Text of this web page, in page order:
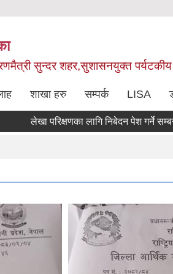
सुन्दर शहर,सुशासनयुक्त पर्यटकीय
शाखा हरु सम्पर्क LISA
लेखा परिक्षणका लागि निबेदन पेश गर्ने